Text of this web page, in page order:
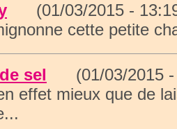
(01/03/2015 -
cette petite
sel (01/03/2015
effet mieux que de